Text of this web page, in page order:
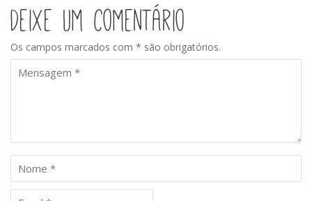
Deixe um comentário
Os campos marcados com * são obrigatórios.